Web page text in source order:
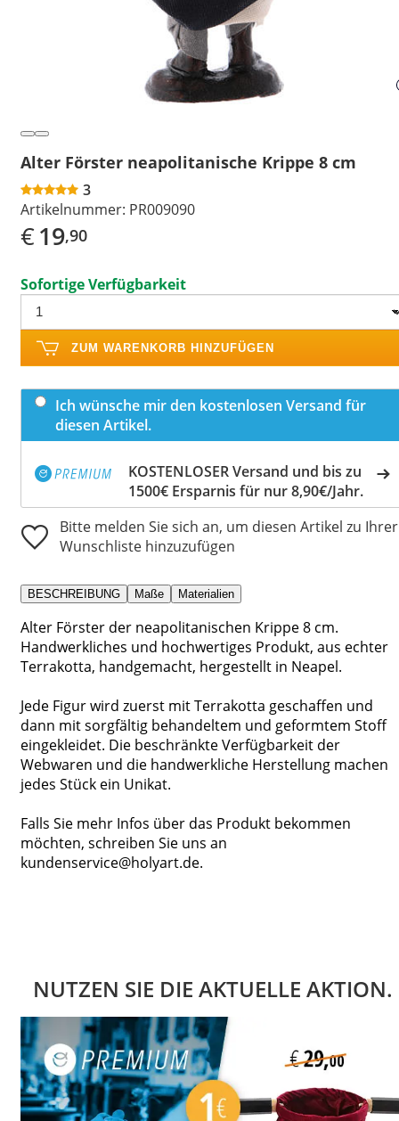
Alter Förster neapolitanische Krippe 8 cm
3
Artikelnummer: PR009090
€19,90
Sofortige Verfügbarkeit
ZUM WARENKORB HINZUFÜGEN
Ich wünsche mir den kostenlosen Versand für
diesen Artikel.
KOSTENLOSER Versand und bis zu
1500€ Ersparnis für nur 8,90€/Jahr.
Bitte melden Sie sich an, um diesen Artikel zu Ihrer
Wunschliste hinzuzufügen
BESCHREIBUNG Maße Materialien
Alter Förster der neapolitanischen Krippe 8 cm.
Handwerkliches und hochwertiges Produkt, aus echter
Terrakotta, handgemacht, hergestellt in Neapel.
Jede Figur wird zuerst mit Terrakotta geschaffen und
dann mit sorgfältig behandeltem und geformtem Stoff
eingekleidet. Die beschränkte Verfügbarkeit der
Webwaren und die handwerkliche Herstellung machen
jedes Stück ein Unikat.
Falls Sie mehr Infos über das Produkt bekommen
möchten, schreiben Sie uns an
kundenservice@holyart.de.
NUTZEN SIE DIE AKTUELLE AKTION.